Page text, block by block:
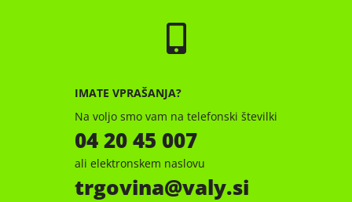
IMATE VPRAŠANJA?
Na voljo smo vam na telefonski številki
04 20 45 007
ali elektronskem naslovu
trgovina valy.si